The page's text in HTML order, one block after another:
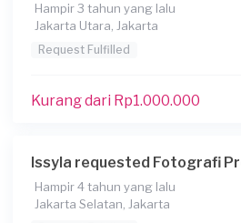
Hampir 3 tahun yang lalu
Jakarta Utara, Jakarta
Request Fulfilled
Kurang dari Rp1.000.000
Issyla requested Fotografi
Hampir 4 tahun yang lalu
Jakarta Selatan, Jakarta